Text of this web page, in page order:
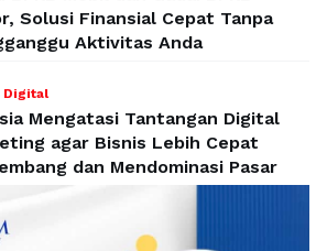
Solusi Finansial Cepat Tanpa
Aktivitas Anda
Digital
Mengatasi Tantangan Digital
agar Bisnis Lebih Cepat
dan Mendominasi Pasar